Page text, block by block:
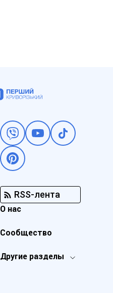
RSS-лента
Другие разделы
О нас
Сообщество